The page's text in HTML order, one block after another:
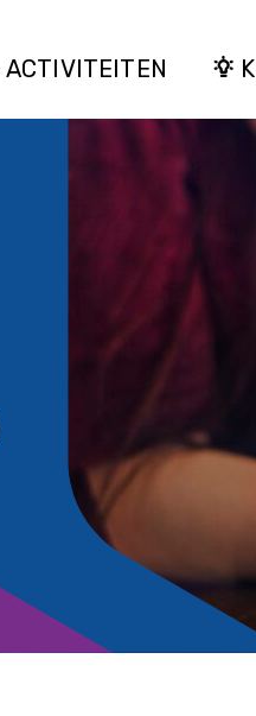
ACTIVITEITEN